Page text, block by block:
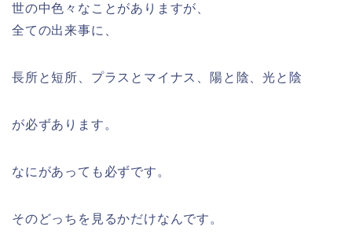
世の中色々なことがありますが、
全ての出来事に、
長所と短所、プラスとマイナス、陽と陰、光と陰
が必ずあります。
なにがあっても必ずです。
そのどっちを見るかだけなんです。